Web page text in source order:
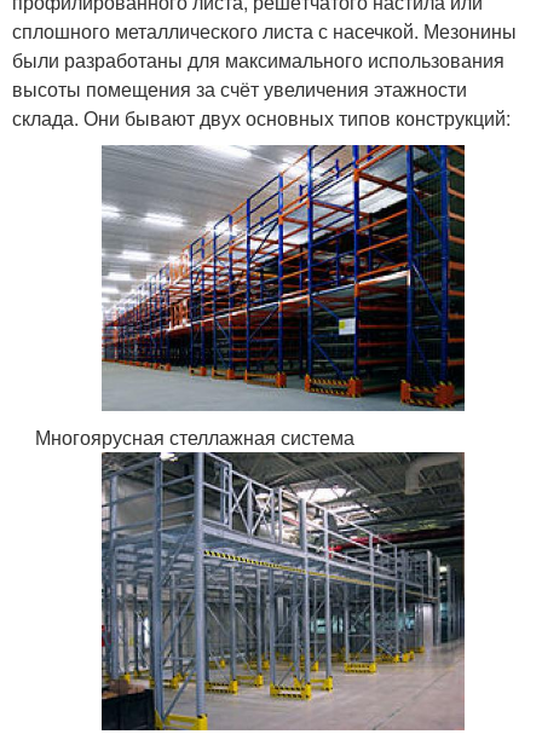
сплошного металлического листа с насечкой. Мезонины
были разработаны для максимального использования
высоты помещения за счёт увеличения этажности
склада. Они бывают двух основных типов конструкций:
Многоярусная стеллажная система